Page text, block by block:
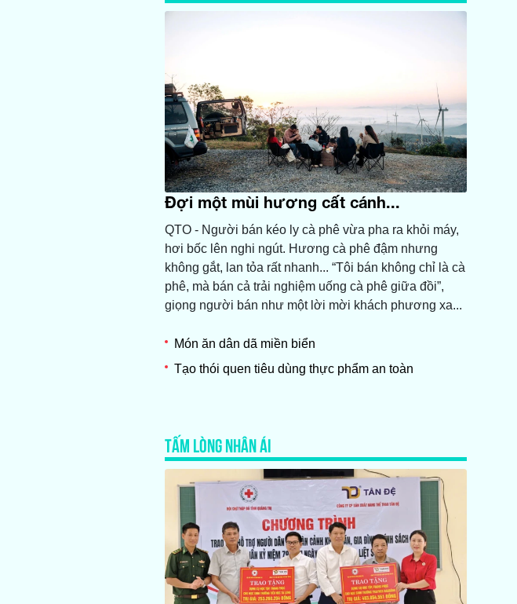
Đợi một mùi hương cất cánh...
QTO - Người bán kéo ly cà phê vừa pha ra khỏi máy,
hơi bốc lên nghi ngút. Hương cà phê đậm nhưng
không gắt, lan tỏa rất nhanh... “Tôi bán không chỉ là cà
phê, mà bán cả trải nghiệm uống cà phê giữa đồi”,
giọng người bán như một lời mời khách phương xa...
Món ăn dân dã miền biển
Tạo thói quen tiêu dùng thực phẩm an toàn
TẤM LÒNG NHÂN ÁI